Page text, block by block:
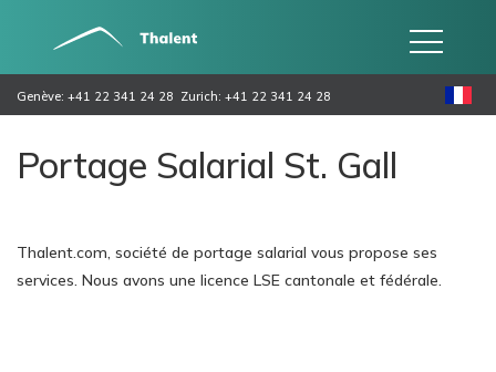
Genève: +41 22 341 24 28 Zurich: +41 22 341 24 28
Portage Salarial St. Gall
Thalent.com, société de portage salarial vous propose ses
services. Nous avons une licence LSE cantonale et fédérale.